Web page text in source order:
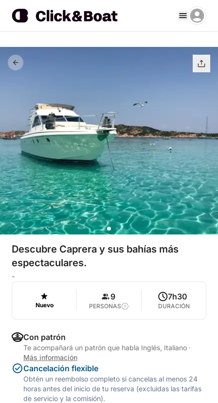
Descubre Caprera y sus bahías más
espectaculares.
-
Nuevo
9
PERSONAS
7h30
DURACIÓN
Con patrón
Te acompañará un patrón que habla Inglés, Italiano ·
Más información
Cancelación flexible
Obtén un reembolso completo si cancelas al menos 24
horas antes del inicio de tu reserva (excluidas las tarifas
de servicio y la comisión).